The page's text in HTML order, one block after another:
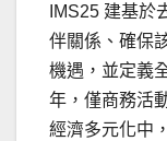
IMS25 建基於
伴關係、確保
機遇，並定義
年，僅商務活
經濟多元化中